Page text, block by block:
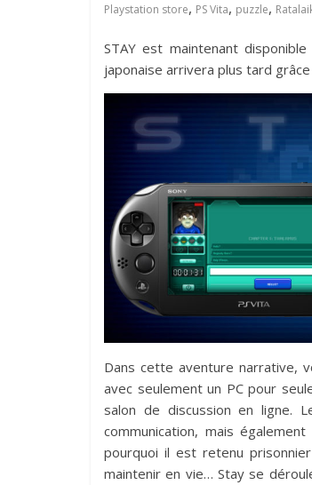
Playstation store, PS Vita, puzzle,
STAY est maintenant
japonaise arrivera plus tard
Dans cette aventure narrative,
avec seulement un PC pour
salon de discussion en ligne.
communication, mais
pourquoi il est retenu
maintenir en vie… Stay se